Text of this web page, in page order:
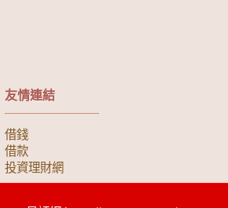
友情連結
借錢
借款
投資理財網